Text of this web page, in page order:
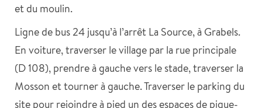
et du moulin.
Ligne de bus 24 jusqu’à l’arrêt La Source, à Grabels.
En voiture, traverser le village par la rue principale
(D 108), prendre à gauche vers le stade, traverser la
Mosson et tourner à gauche. Traverser le parking du
site pour rejoindre à pied un des espaces de pique-